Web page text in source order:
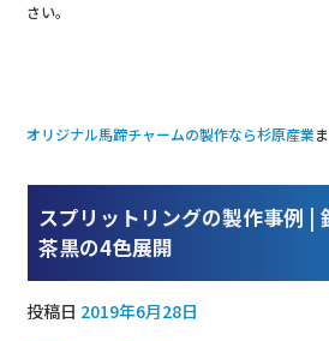
さい。
オリジナル馬蹄チャームの製作なら杉原産業
スプリットリングの製作事例 |
茶黒の4色展開
投稿日 2019年6月28日